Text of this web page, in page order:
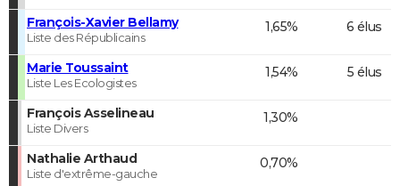
François-Xavier Bellamy
Liste des Républicains
1,65% 6 élus
Marie Toussaint
Liste Les Ecologistes
1,54% 5 élus
François Asselineau
Liste Divers
1,30%
Nathalie Arthaud
Liste d'extrême-gauche
0,70%